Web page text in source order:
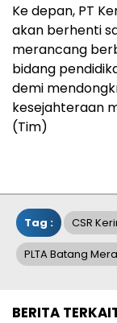
Ke depan, PT
akan berhenti
merancang
bidang
demi
kesejahteraan
(Tim)
Tag : CSR
PLTA Batang
BERITA